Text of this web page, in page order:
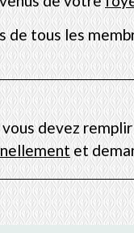
de tous les
devez
et